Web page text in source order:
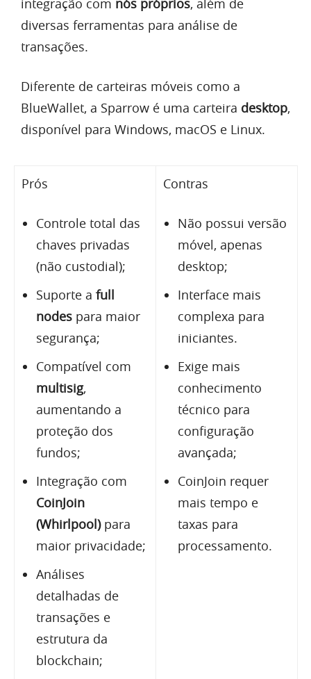
integração com nós próprios, além de
diversas ferramentas para análise de
transações.
Diferente de carteiras móveis como a
BlueWallet, a Sparrow é uma carteira desktop,
disponível para Windows, macOS e Linux.
Prós
Controle total das
chaves privadas
(não custodial);
Suporte a full
nodes para maior
segurança;
Compatível com
multisig,
aumentando a
proteção dos
fundos;
Integração com
CoinJoin
(Whirlpool)para
maior privacidade;
Análises
detalhadas de
transações e
estrutura da
blockchain;
Contras
Não possui versão
móvel, apenas
desktop;
Interface mais
complexa para
iniciantes.
Exige mais
conhecimento
técnico para
configuração
avançada;
CoinJoin requer
mais tempo e
taxas para
processamento.